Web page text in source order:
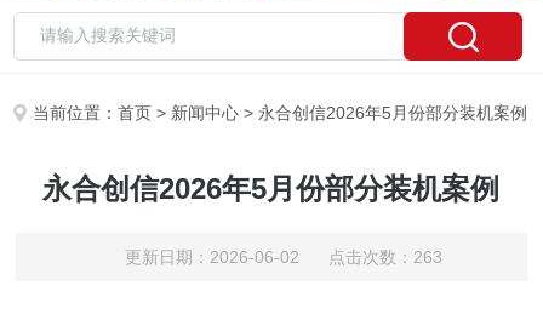
当前位置：首页 > 新闻中心 > 永合创信2026年5月份部分装机案例
永合创信2026年5月份部分装机案例
更新日期：2026-06-02 点击次数：263